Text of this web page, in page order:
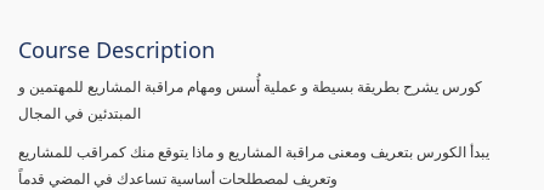
Course Description
كورس يشرح بطريقة بسيطة و عملية أُسس ومهام مراقبة المشاريع للمهتمين و
المبتدئين في المجال
يبدأ الكورس بتعريف ومعنى مراقبة المشاريع و ماذا يتوقع منك كمراقب للمشاريع
وتعريف لمصطلحات أساسية تساعدك في المضي قدماً